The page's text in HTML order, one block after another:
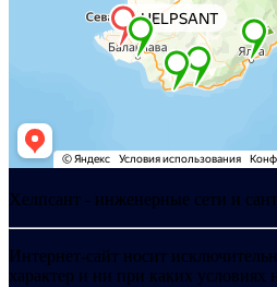
Хелпсант - инженерные сети и
Интернет-сайт носит
характер и ни при каких условиях